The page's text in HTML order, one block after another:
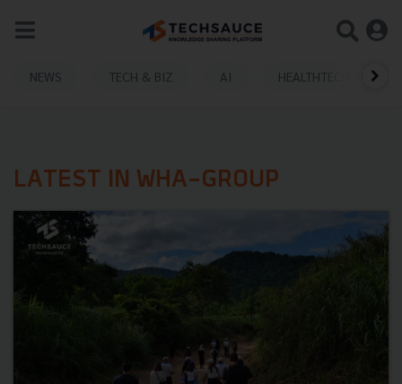
NEWS TECH & BIZ AI HEALTHTECH
LATEST IN WHA-GROUP